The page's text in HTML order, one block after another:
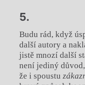
5.
Budu rád, když
další autory a
jistě mnozí další
není jediný
že i spoustu